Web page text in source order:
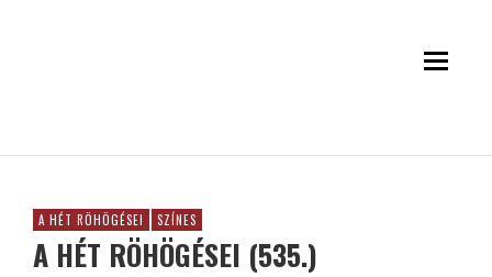
A HÉT RÖHÖGÉSEI SZÍNES
A HÉT RÖHÖGÉSEI (535.)